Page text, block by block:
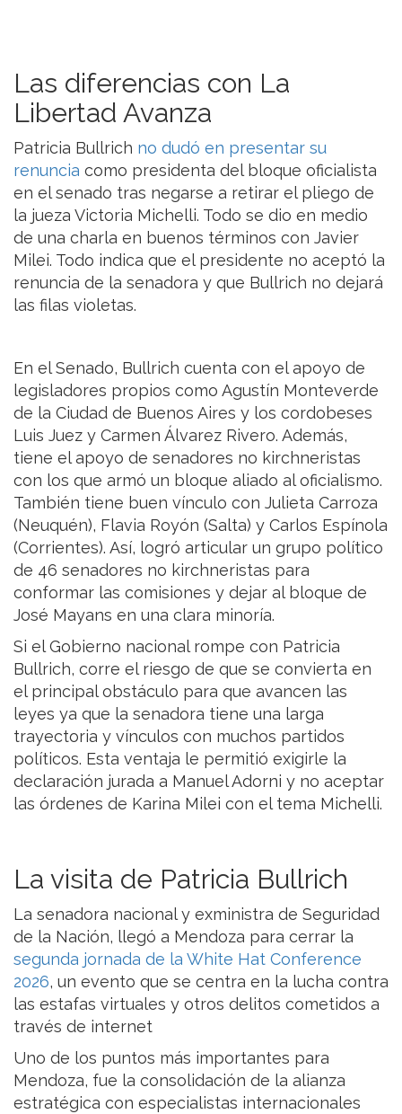
Las diferencias con La
Libertad Avanza
Patricia Bullrich no dudó en presentar su
renuncia como presidenta del bloque oficialista
en el senado tras negarse a retirar el pliego de
la jueza Victoria Michelli. Todo se dio en medio
de una charla en buenos términos con Javier
Milei. Todo indica que el presidente no aceptó la
renuncia de la senadora y que Bullrich no dejará
las filas violetas.
En el Senado, Bullrich cuenta con el apoyo de
legisladores propios como Agustín Monteverde
de la Ciudad de Buenos Aires y los cordobeses
Luis Juez y Carmen Álvarez Rivero. Además,
tiene el apoyo de senadores no kirchneristas
con los que armó un bloque aliado al oficialismo.
También tiene buen vínculo con Julieta Carroza
(Neuquén), Flavia Royón (Salta) y Carlos Espínola
(Corrientes). Así, logró articular un grupo político
de 46 senadores no kirchneristas para
conformar las comisiones y dejar al bloque de
José Mayans en una clara minoría.
Si el Gobierno nacional rompe con Patricia
Bullrich, corre el riesgo de que se convierta en
el principal obstáculo para que avancen las
leyes ya que la senadora tiene una larga
trayectoria y vínculos con muchos partidos
políticos. Esta ventaja le permitió exigirle la
declaración jurada a Manuel Adorni y no aceptar
las órdenes de Karina Milei con el tema Michelli.
La visita de Patricia Bullrich
La senadora nacional y exministra de Seguridad
de la Nación, llegó a Mendoza para cerrar la
segunda jornada de la White Hat Conference
2026, un evento que se centra en la lucha contra
las estafas virtuales y otros delitos cometidos a
través de internet
Uno de los puntos más importantes para
Mendoza, fue la consolidación de la alianza
estratégica con especialistas internacionales